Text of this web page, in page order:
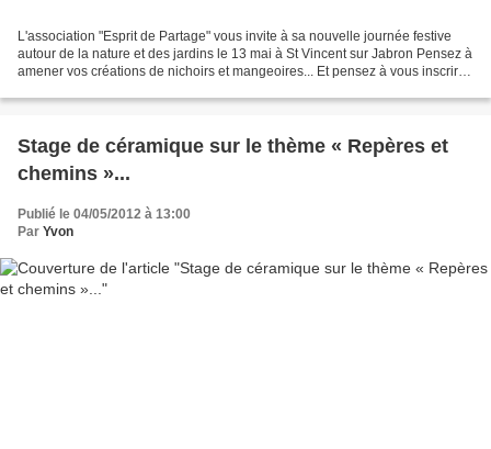
L'association "Esprit de Partage" vous invite à sa nouvelle journée festive
autour de la nature et des jardins le 13 mai à St Vincent sur Jabron Pensez à
amener vos créations de nichoirs et mangeoires... Et pensez à vous inscrire
Stage de céramique sur le thème « Repères et
chemins »...
Publié le 04/05/2012 à 13:00
Par Yvon